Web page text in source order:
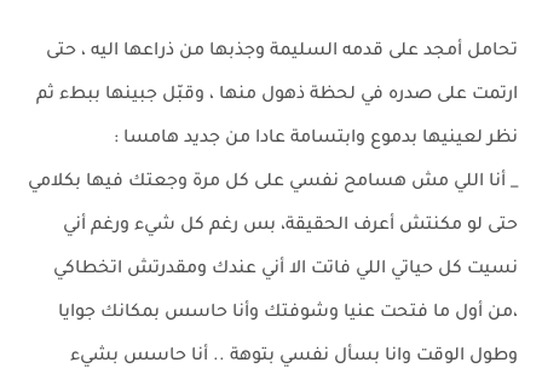
تحامل أمجد على قدمه السليمة وجذبها من ذراعها اليه ، حتى
ارتمت على صدره في لحظة ذهول منها ، وقبّل جبينها ببطء ثم
نظر لعينيها بدموع وابتسامة عادا من جديد هامسا :
_ أنا اللي مش هسامح نفسي على كل مرة وجعتك فيها بكلامي
حتى لو مكنتش أعرف الحقيقة، بس رغم كل شيء ورغم أني
نسيت كل حياتي اللي فاتت الا أني عندك ومقدرتش اتخطاكي
،من أول ما فتحت عنيا وشوفتك وأنا حاسس بمكانك جوايا
وطول الوقت وانا بسأل نفسي بتوهة .. أنا حاسس بشيء